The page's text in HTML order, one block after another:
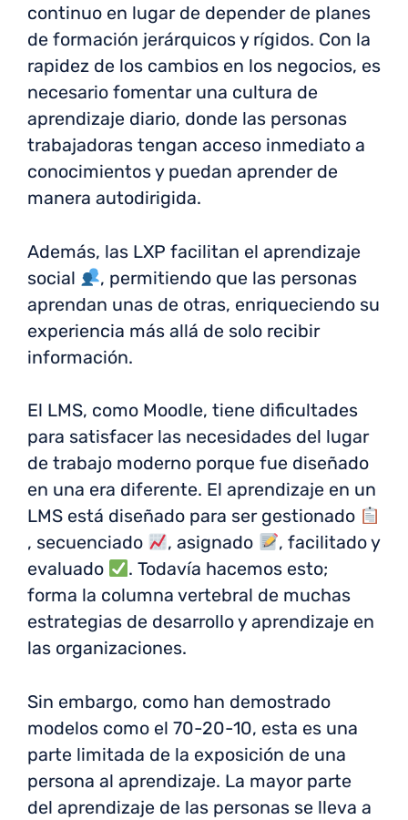
continuo en lugar de depender de planes
de formación jerárquicos y rígidos. Con la
rapidez de los cambios en los negocios, es
necesario fomentar una cultura de
aprendizaje diario, donde las personas
trabajadoras tengan acceso inmediato a
conocimientos y puedan aprender de
manera autodirigida.
Además, las LXP facilitan el aprendizaje
social
, permitiendo que las personas
aprendan unas de otras, enriqueciendo su
experiencia más allá de solo recibir
información.
El LMS, como Moodle, tiene dificultades
para satisfacer las necesidades del lugar
de trabajo moderno porque fue diseñado
en una era diferente. El aprendizaje en un
LMS está diseñado para ser gestionado
, secuenciado
, asignado
, facilitado y
evaluado
. Todavía hacemos esto;
forma la columna vertebral de muchas
estrategias de desarrollo y aprendizaje en
las organizaciones.
Sin embargo, como han demostrado
modelos como el 70-20-10, esta es una
parte limitada de la exposición de una
persona al aprendizaje. La mayor parte
del aprendizaje de las personas se lleva a